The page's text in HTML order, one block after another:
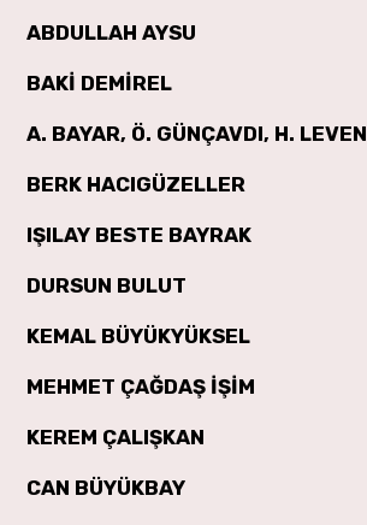
ABDULLAH AYSU
BAKİ DEMİREL
A. BAYAR, Ö. GÜNÇAVDI, H.
BERK HACIGÜZELLER
IŞILAY BESTE BAYRAK
DURSUN BULUT
KEMAL BÜYÜKYÜKSEL
MEHMET ÇAĞDAŞ İŞİM
KEREM ÇALIŞKAN
CAN BÜYÜKBAY